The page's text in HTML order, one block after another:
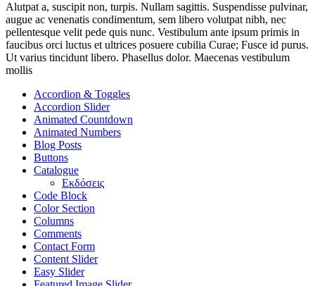
Alutpat a, suscipit non, turpis. Nullam sagittis. Suspendisse pulvinar,
augue ac venenatis condimentum, sem libero volutpat nibh, nec
pellentesque velit pede quis nunc. Vestibulum ante ipsum primis in
faucibus orci luctus et ultrices posuere cubilia Curae; Fusce id purus.
Ut varius tincidunt libero. Phasellus dolor. Maecenas vestibulum
mollis
Accordion & Toggles
Accordion Slider
Animated Countdown
Animated Numbers
Blog Posts
Buttons
Catalogue
Εκδόσεις
Code Block
Color Section
Columns
Comments
Contact Form
Content Slider
Easy Slider